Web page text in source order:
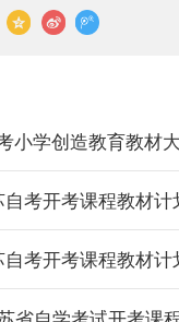
小学创造教育教材
考开考课程教材计
考开考课程教材计